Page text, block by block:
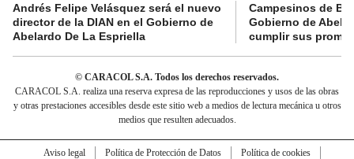
Andrés Felipe Velásquez será el nuevo
director de la DIAN en el Gobierno de
Abelardo De La Espriella
Campesinos de
Gobierno de
cumplir sus
© CARACOL S.A. Todos los derechos reservados.
CARACOL S.A. realiza una reserva expresa de las reproducciones y usos de las obras
y otras prestaciones accesibles desde este sitio web a medios de lectura mecánica u otros
medios que resulten adecuados.
Aviso legal Política de Protección de Datos
Política de cookies